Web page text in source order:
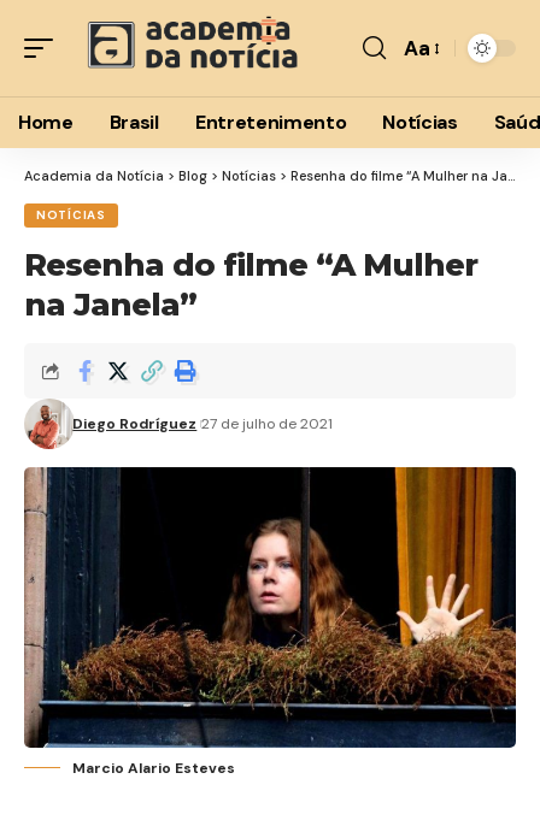
Font
Resizer
Aa
Home Brasil Entretenimento Notícias
Academia da Notícia > Blog > Notícias > Resenha do filme “A Mulher na Janela”
NOTÍCIAS
Resenha do filme “A Mulher
na Janela”
Diego Rodríguez 27 de julho de 2021
Marcio Alario Esteves